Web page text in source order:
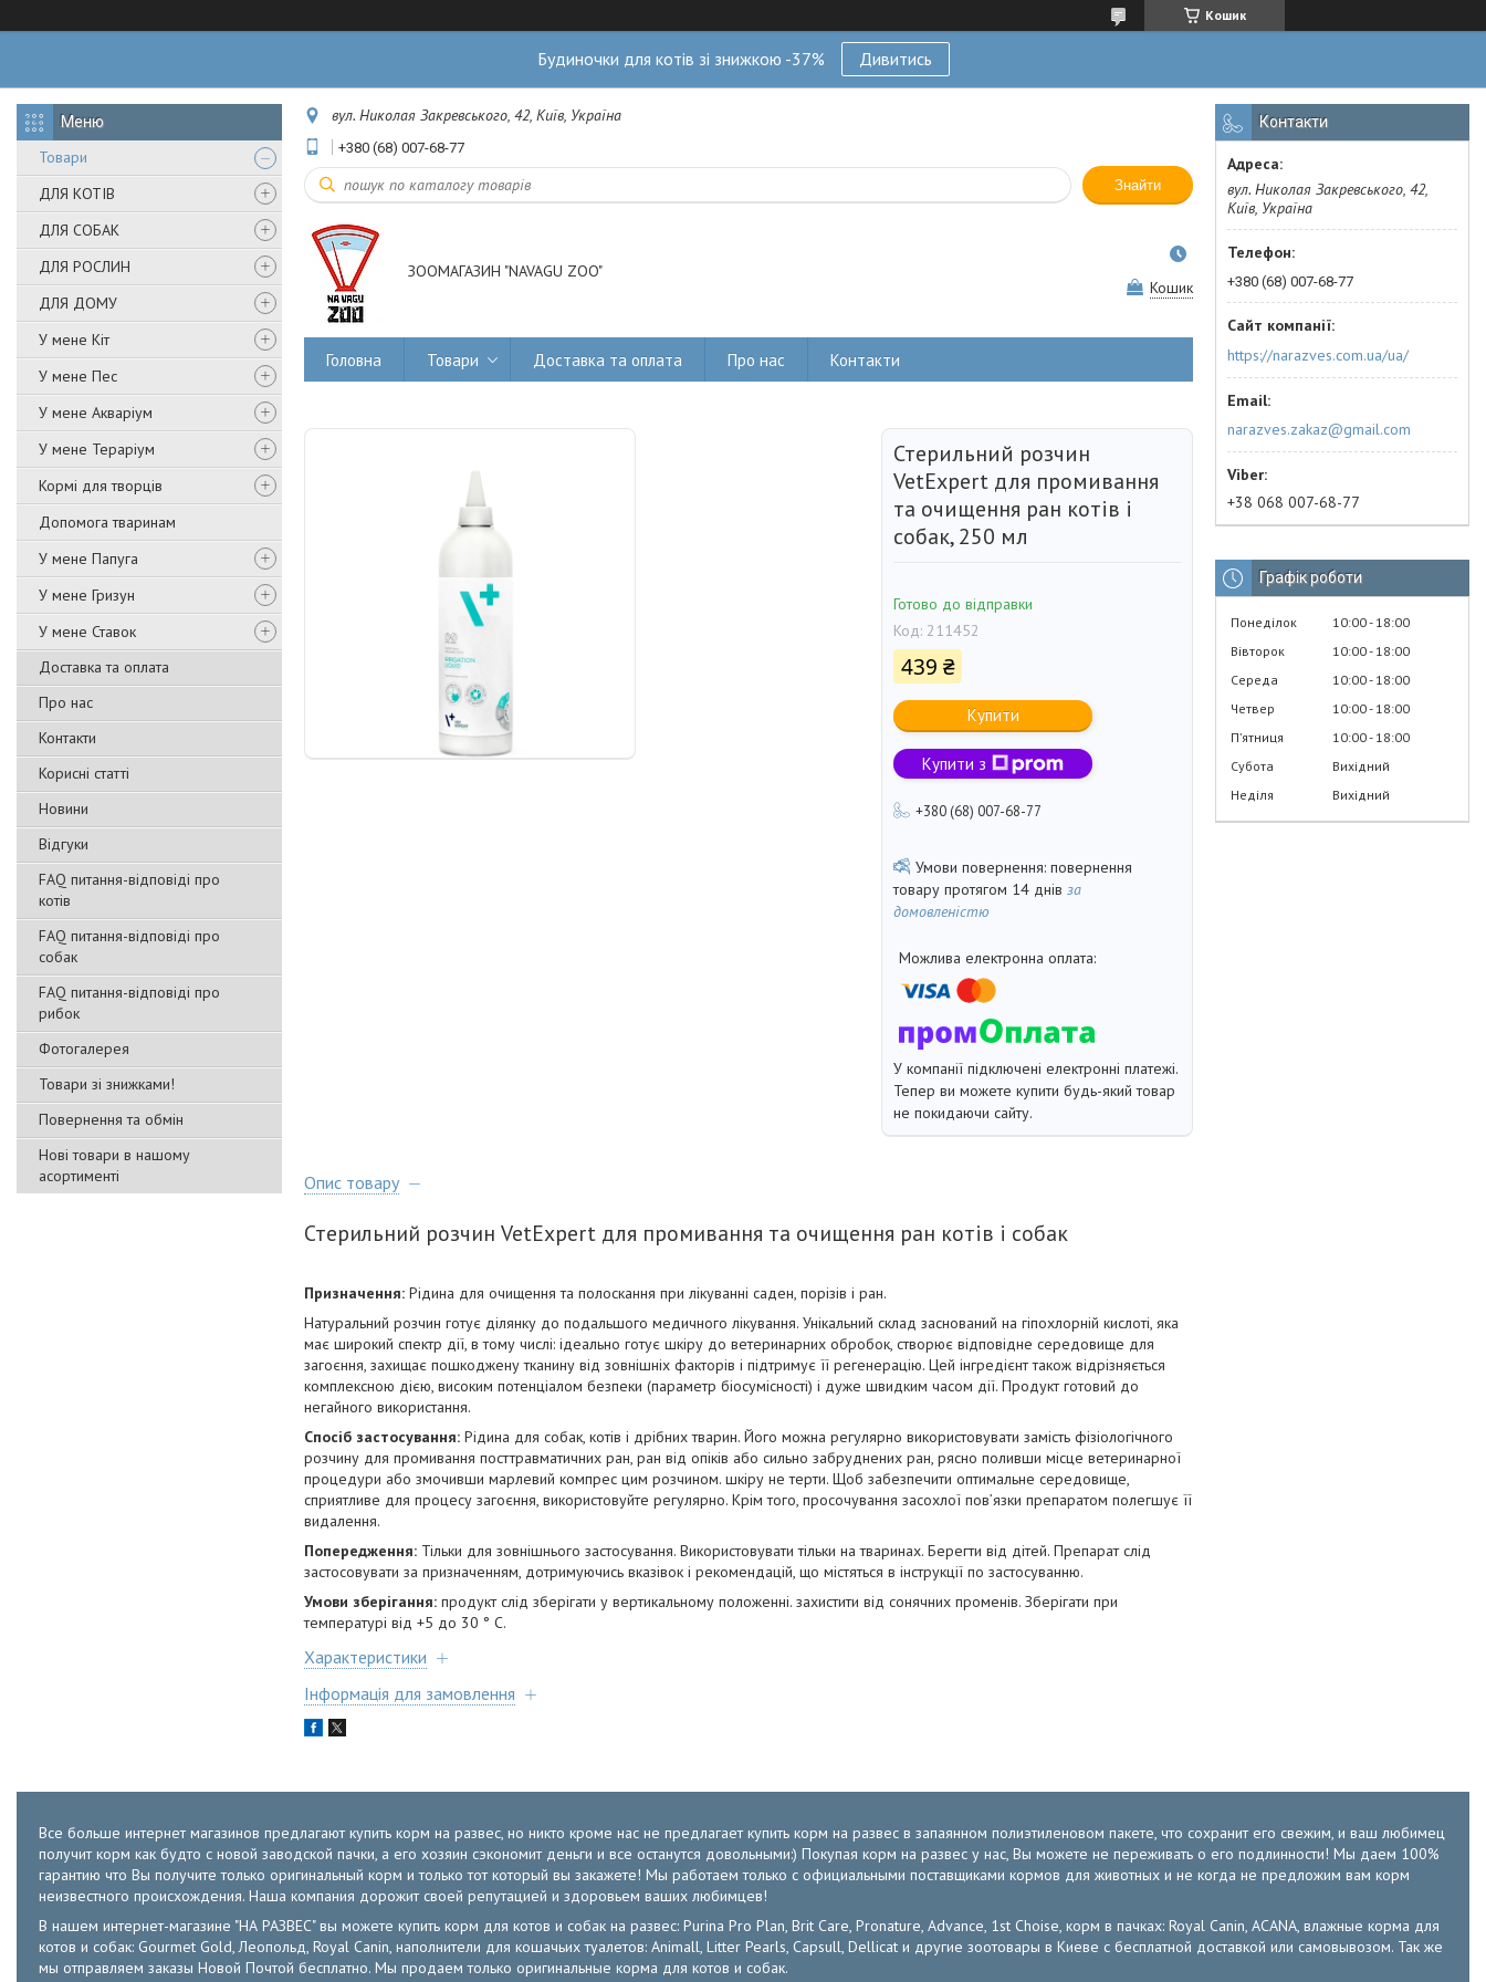
Кошик
Будиночки для котів зі знижкою -37% Дивитись
Товари
ДЛЯ КОТІВ
ДЛЯ СОБАК
ДЛЯ РОСЛИН
ДЛЯ ДОМУ
У мене Кіт
У мене Пес
У мене Акваріум
У мене Тераріум
Кормі для творців
Допомога тваринам
У мене Папуга
У мене Гризун
У мене Ставок
Доставка та оплата
Про нас
Контакти
Корисні статті
Новини
Відгуки
FAQ питання-відповіді про
котів
FAQ питання-відповіді про
собак
FAQ питання-відповіді про
рибок
Фотогалерея
Товари зі знижками!
Повернення та обмін
Нові товари в нашому
асортименті
вул. Николая Закревського, 42, Київ, Україна
+380 (68) 007-68-77
Знайти
ЗООМАГАЗИН "NAVAGU ZOO"
Кошик
Головна Товари Доставка та оплата Про нас Контакти
Стерильний розчин
VetExpert для промивання
та очищення ран котів і
собак, 250 мл
Готово до відправки
Код: 211452
439 ₴
Купити
Купити з
+380 (68) 007-68-77
повернення
товару протягом 14 днів за
домовленістю
У компанії підключені електронні платежі.
Тепер ви можете купити будь-який товар
не покидаючи сайту.
Опис товару
Стерильний розчин VetExpert для промивання та очищення ран котів і собак
Призначення: Рідина для очищення та полоскання при лікуванні саден, порізів і ран.
Натуральний розчин готує ділянку до подальшого медичного лікування. Унікальний склад заснований на гіпохлорній кислоті, яка
має широкий спектр дії, в тому числі: ідеально готує шкіру до ветеринарних обробок, створює відповідне середовище для
загоєння, захищає пошкоджену тканину від зовнішніх факторів і підтримує її регенерацію. Цей інгредієнт також відрізняється
комплексною дією, високим потенціалом безпеки (параметр біосумісності) і дуже швидким часом дії. Продукт готовий до
негайного використання.
Спосіб застосування: Рідина для собак, котів і дрібних тварин. Його можна регулярно використовувати замість фізіологічного
розчину для промивання посттравматичних ран, ран від опіків або сильно забруднених ран, рясно поливши місце ветеринарної
процедури або змочивши марлевий компрес цим розчином. шкіру не терти. Щоб забезпечити оптимальне середовище,
сприятливе для процесу загоєння, використовуйте регулярно. Крім того, просочування засохлої пов’язки препаратом полегшує її
видалення.
Попередження: Тільки для зовнішнього застосування. Використовувати тільки на тваринах. Берегти від дітей. Препарат слід
застосовувати за призначенням, дотримуючись вказівок і рекомендацій, що містяться в інструкції по застосуванню.
Умови зберігання: продукт слід зберігати у вертикальному положенні. захистити від сонячних променів. Зберігати при
температурі від +5 до 30 ° С.
Характеристики
Інформація для замовлення
Контакти
вул. Николая Закревського, 42,
Київ, Україна
+380 (68) 007-68-77
https://narazves.com.ua/ua/
narazves.zakaz@gmail.com
+38 068 007-68-77
Графік роботи
Понеділок 10:00 18:00
Вівторок
10:00 18:00
Середа
10:00 18:00
Четвер
10:00 18:00
Пʼятниця
10:00 18:00
Субота
Вихідний
Неділя
Вихідний
Все больше интернет магазинов предлагают купить корм на развес, но никто кроме нас не предлагает купить корм на развес в запаянном полиэтиленовом пакете, что сохранит его свежим, и ваш любимец
получит корм как будто с новой заводской пачки, а его хозяин сэкономит деньги и все останутся довольными:) Покупая корм на развес у нас, Вы можете не переживать о его подлинности! Мы даем 100%
гарантию что Вы получите только оригинальный корм и только тот который вы закажете! Мы работаем только с официальными поставщиками кормов для животных и не когда не предложим вам корм
неизвестного происхождения. Наша компания дорожит своей репутацией и здоровьем ваших любимцев!
В нашем интернет-магазине "НА РАЗВЕС" вы можете купить корм для котов и собак на развес: Purina Pro Plan, Brit Care, Pronature, Advance, 1st Choise, корм в пачках: Royal Canin, ACANA, влажные корма для
котов и собак: Gourmet Gold, Леопольд, Royal Canin, наполнители для кошачьих туалетов: Animall, Litter Pearls, Capsull, Dellicat и другие зоотовары в Киеве с бесплатной доставкой или самовывозом. Так же
мы отправляем заказы Новой Почтой бесплатно. Мы продаем только оригинальные корма для котов и собак.